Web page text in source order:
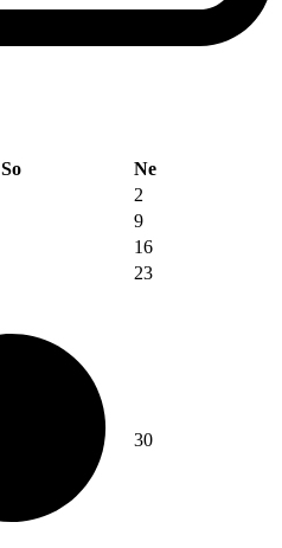
So
Ne
2
9
16
23
30